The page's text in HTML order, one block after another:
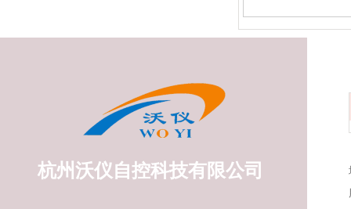
杭州沃仪自控科技有限公司